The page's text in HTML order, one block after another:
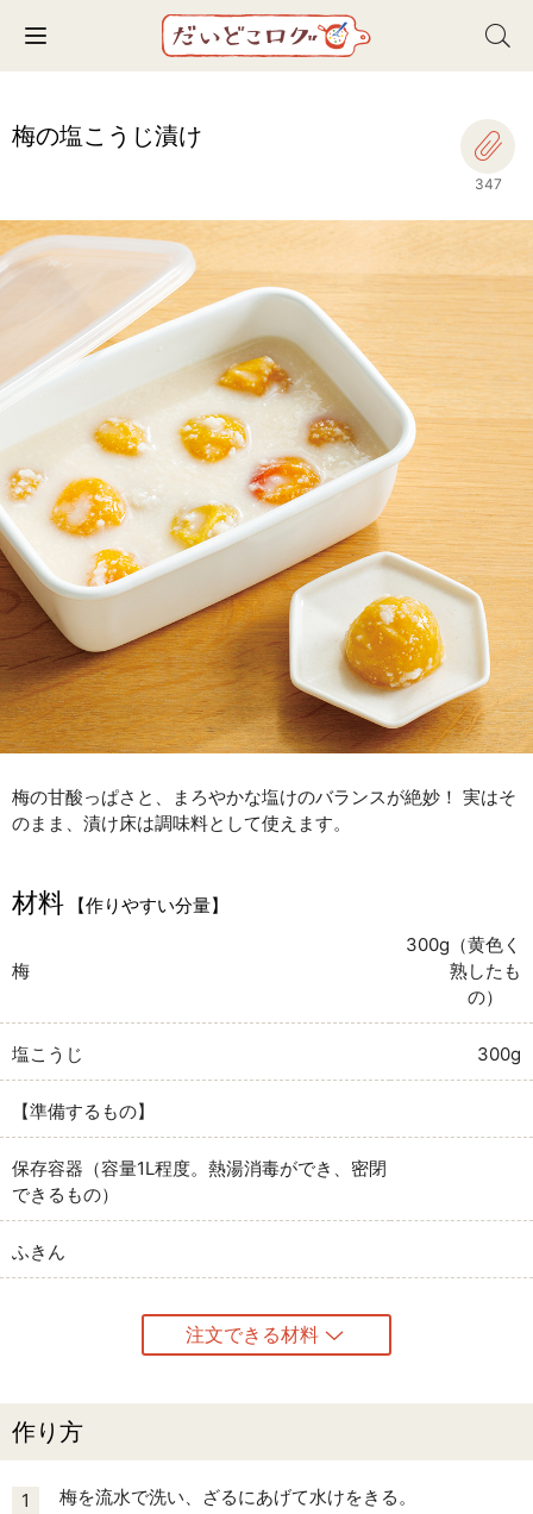
Toggle navigation
梅の塩こうじ漬け
347
梅の甘酸っぱさと、まろやかな塩けのバランスが絶妙！ 実はそ
のまま、漬け床は調味料として使えます。
材料 【作りやすい分量】
梅
300g（黄色く
熟したも
の）
塩こうじ 300g
【準備するもの】
保存容器（容量1L程度。熱湯消毒ができ、密閉
できるもの）
ふきん
注文できる材料
作り方
1 梅を流水で洗い、ざるにあげて水けをきる。